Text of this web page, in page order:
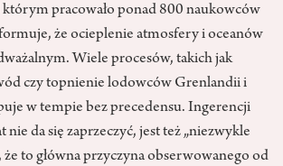
pracowało ponad 800 naukowców
że ocieplenie atmosfery i oceanów
Wiele procesów, takich jak
czy topnienie lodowców Grenlandii i
w tempie bez precedensu. Ingerencji
nie da się zaprzeczyć, jest też „niezwykle
to główna przyczyna obserwowanego od